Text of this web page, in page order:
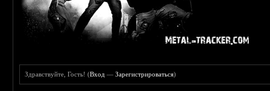
Здравствуйте, Гость! (Вход —Зарегистрироваться)